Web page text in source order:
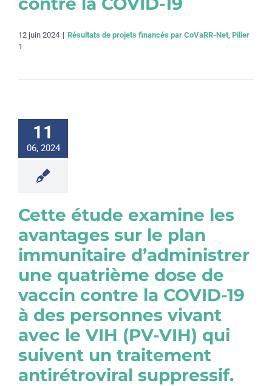
12 juin 2024 | Résultats de projets financés par CoVaRR-Net, Pilier
1
11
06, 2024
Cette étude examine les
avantages sur le plan
immunitaire d’administrer
une quatrième dose de
vaccin contre la COVID-19
à des personnes vivant
avec le VIH (PV-VIH) qui
suivent un traitement
antirétroviral suppressif.